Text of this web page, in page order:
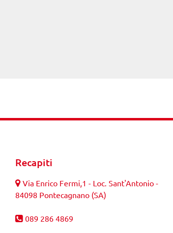
Recapiti
Via Enrico Fermi,1 - Loc. Sant'Antonio -
84098 Pontecagnano (SA)
089 286 4869